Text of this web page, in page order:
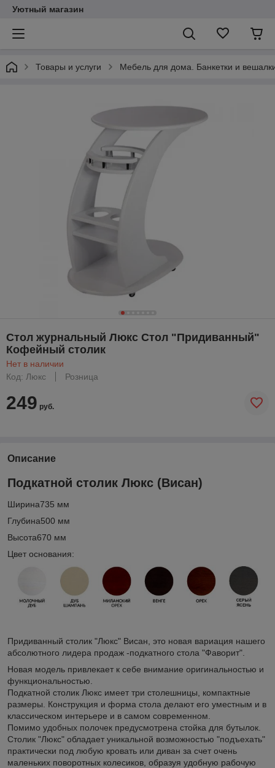
Уютный магазин
Товары и услуги Мебель для дома. Банкетки и
Стол журнальный Люкс Стол "Придиванный"
Кофейный столик
Нет в наличии
Код: Люкс
Розница
249 руб.
Описание
Подкатной столик Люкс (Висан)
Ширина735 мм
Глубина500 мм
Высота670 мм
Цвет основания:
Придиванный столик "Люкс" Висан, это новая вариация нашего
абсолютного лидера продаж -подкатного стола "Фаворит".
Новая модель привлекает к себе внимание оригинальностью и
функциональностью.
Подкатной столик Люкс имеет три столешницы, компактные
размеры. Конструкция и форма стола делают его уместным и в
классическом интерьере и в самом современном.
Помимо удобных полочек предусмотрена стойка для бутылок.
Столик "Люкс" обладает уникальной возможностью "подъехать"
практически под любую кровать или диван за счет очень
маленьких поворотных колесиков, образуя удобную рабочую